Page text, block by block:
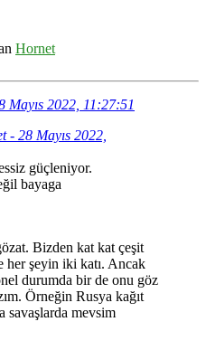
Hornet
Mayıs 2022, 11:27:51
- 28 Mayıs 2022,
güçleniyor.
bayaga
Bizden kat kat çeşit
her şeyin iki katı. Ancak
durumda bir de onu göz
Örneğin Rusya kağıt
savaşlarda mevsim